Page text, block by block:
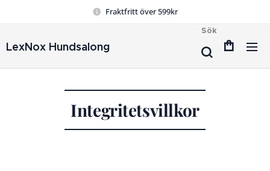
Fraktfritt över 599kr
LexNox Hundsalong
Sök
Integritetsvillkor